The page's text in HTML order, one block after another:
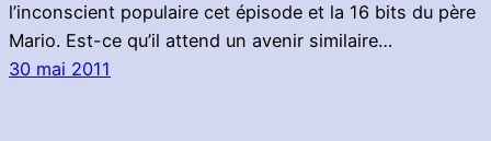
l’inconscient populaire cet épisode et la 16 bits du père
Mario. Est-ce qu’il attend un avenir similaire…
30 mai 2011